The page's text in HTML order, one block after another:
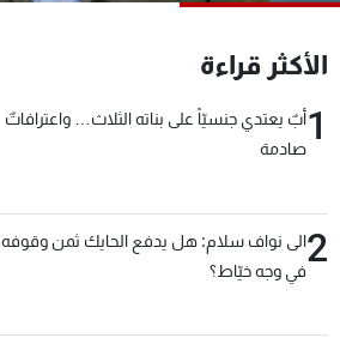
الأكثر قراءة
1أبٌ يعتدي جنسيّاً على بناته الثلاث… واعترافاتٌ
صادمة
2الى نواف سلام: هل يدفع الحايك ثمن وقوفه
في وجه خيّاط؟